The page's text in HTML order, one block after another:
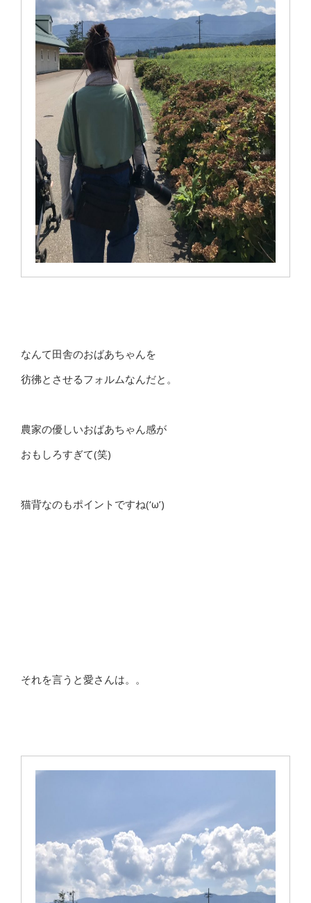
なんて田舎のおばあちゃんを
彷彿とさせるフォルムなんだと。
農家の優しいおばあちゃん感が
おもしろすぎて(笑)
猫背なのもポイントですね(‘ω’)
それを言うと愛さんは。。